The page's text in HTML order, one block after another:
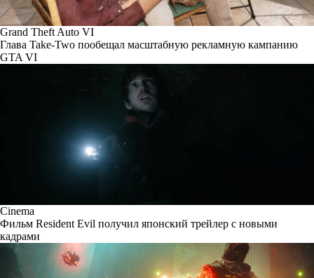
Grand Theft Auto VI
Глава Take-Two пообещал масштабную рекламную кампанию
GTA VI
Cinema
Фильм Resident Evil получил японский трейлер с новыми
кадрами